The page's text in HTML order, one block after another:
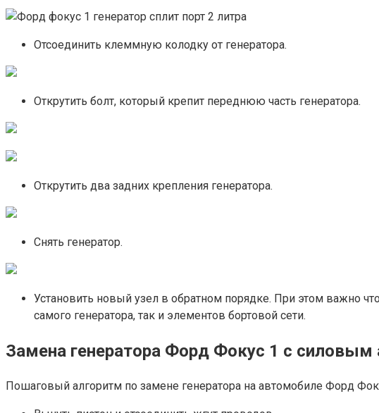
Отсоединить клеммную колодку от генератора.
Открутить болт, который крепит переднюю часть генератора.
Открутить два задних крепления генератора.
Снять генератор.
Установить новый узел в обратном порядке. При этом важно
самого генератора, так и элементов бортовой сети.
Замена генератора Форд Фокус 1 с силовым
Пошаговый алгоритм по замене генератора на автомобиле Форд